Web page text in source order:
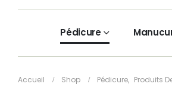
Pédicure
Accueil Shop Pédicure, Produits